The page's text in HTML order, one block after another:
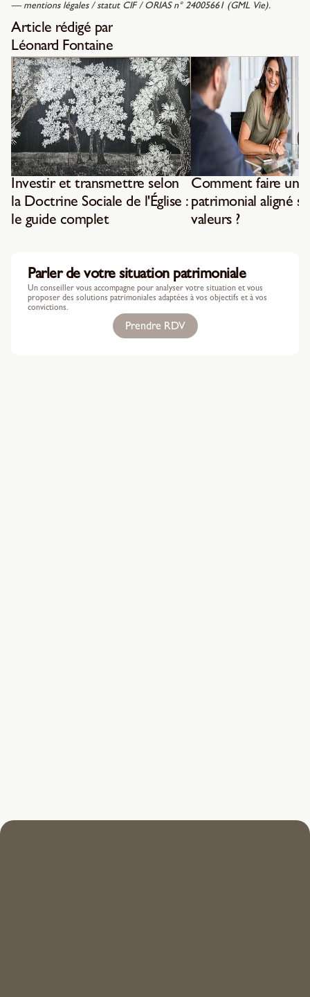
Parler de votre situation patrimoniale
Un conseiller vous accompagne pour analyser votre situation et vous
proposer des solutions patrimoniales adaptées à vos objectifs et à vos
convictions.
Prendre RDV
— mentions légales / statut CIF / ORIAS n° 24005661 (GML Vie).
Article rédigé par
Léonard Fontaine
Investir et transmettre selon
la Doctrine Sociale de l'Église :
le guide complet
Comment faire un
patrimonial aligné
valeurs ?